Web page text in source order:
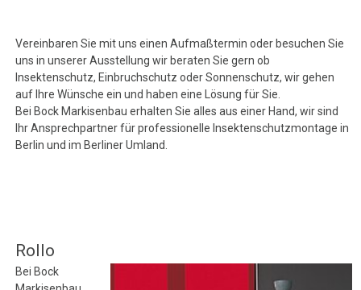
Vereinbaren Sie mit uns einen Aufmaßtermin oder besuchen Sie
uns in unserer Ausstellung wir beraten Sie gern ob
Insektenschutz, Einbruchschutz oder Sonnenschutz, wir gehen
auf Ihre Wünsche ein und haben eine Lösung für Sie.
Bei Bock Markisenbau erhalten Sie alles aus einer Hand, wir sind
Ihr Ansprechpartner für professionelle Insektenschutzmontage in
Berlin und im Berliner Umland.
Rollo
Bei Bock